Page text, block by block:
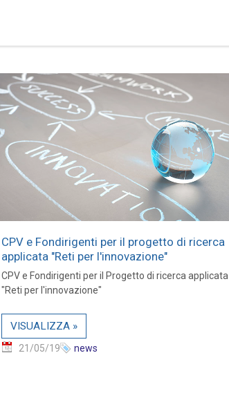
CPV e Fondirigenti per il progetto di ricerca
applicata "Reti per l'innovazione"
CPV e Fondirigenti per il Progetto di ricerca applicata
"Reti per l'innovazione"
VISUALIZZA »
21/05/19 news